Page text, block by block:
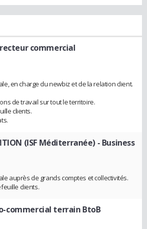
commercial
en charge du newbiz et de la relation client.
de travail sur tout le territoire.
clients.
(ISF Méditerranée) - Business
auprès de grands comptes et collectivités.
clients.
commercial terrain BtoB